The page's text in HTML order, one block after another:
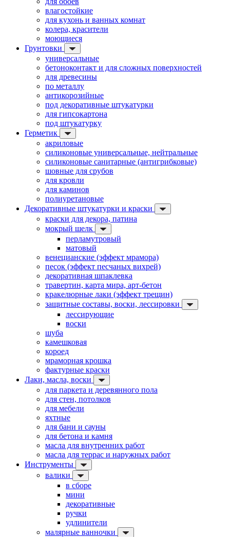
влагостойкие
для кухонь и ванных комнат
колера, красители
моющиеся
Грунтовки
универсальные
бетоноконтакт и для сложных поверхностей
для древесины
по металлу
антикорозийные
под декоративные штукатурки
для гипсокартона
под штукатурку
Герметик
акриловые
силиконовые универсальные, нейтральные
силиконовые санитарные (антигрибковые)
шовные для срубов
для кровли
для каминов
полиуретановые
Декоративные штукатурки и краски
краски для декора, патина
мокрый шелк
перламутровый
матовый
венецианские (эффект мрамора)
песок (эффект песчаных вихрей)
декоративная шпаклевка
травертин, карта мира, арт-бетон
кракелюрные лаки (эффект трещин)
защитные составы, воски, лессировки
лессирующие
воски
шуба
камешковая
короед
мраморная крошка
фактурные краски
Лаки, масла, воски
для паркета и деревянного пола
для стен, потолков
для мебели
яхтные
для бани и сауны
для бетона и камня
масла для внутренних работ
масла для террас и наружных работ
Инструменты
валики
в сборе
мини
декоративные
ручки
удлинители
малярные ванночки